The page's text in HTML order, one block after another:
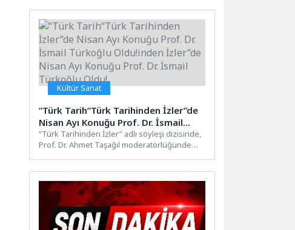
Kültür Sanat
“Türk Tarih“Türk Tarihinden İzler”de
Nisan Ayı Konuğu Prof. Dr. İsmail
Türkoğlu Oldu!inden İzler”de Nisan
Ayı Konuğu Prof. Dr. İsmail Türkoğlu
Oldu!
“Türk Tarihinden İzler” adlı söyleşi dizisinde,
Prof. Dr. Ahmet Taşağıl moderatörlüğünde